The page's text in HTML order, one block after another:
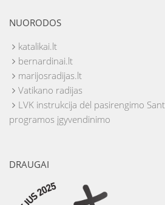
NUORODOS
katalikai.lt
bernardinai.lt
marijosradijas.lt
Vatikano radijas
LVK instrukcija dėl pasirengimo
programos įgyvendinimo
DRAUGAI